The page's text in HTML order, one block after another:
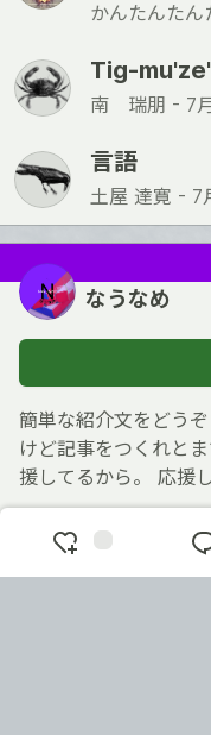
かんたんたん
Тig-
南 瑞朋 - 7
言語
土屋 達寛 - 7
なうなめ
簡単な紹介文をどう
けど記事をつくれと
援してるから。 応援
ヤレイ語と言いたい
人工言語勧めてる。